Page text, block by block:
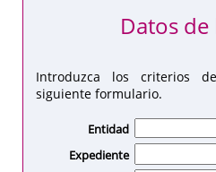
Introduzca los criterios
siguiente formulario.
Datos
Entidad
Expediente